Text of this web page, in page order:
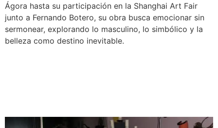
Ágora hasta su participación en la Shanghai Art Fair
junto a Fernando Botero, su obra busca emocionar sin
sermonear, explorando lo masculino, lo simbólico y la
belleza como destino inevitable.